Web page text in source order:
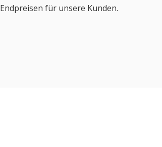
Endpreisen für unsere Kunden.